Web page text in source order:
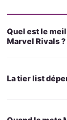
Quel est le
Marvel Rivals ?
La tier list